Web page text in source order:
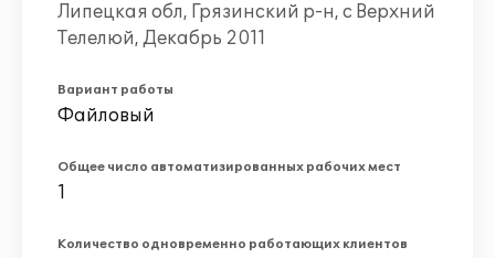
Липецкая обл, Грязинский р-н, с Верхний
Телелюй, Декабрь 2011
Вариант работы
Файловый
Общее число автоматизированных рабочих мест
1
Количество одновременно работающих клиентов